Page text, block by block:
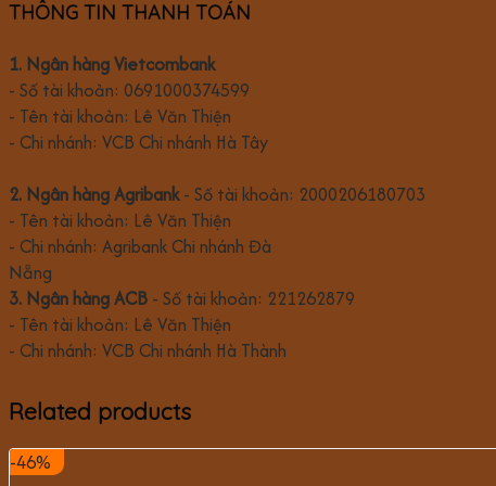
THÔNG TIN THANH TOÁN
1. Ngân hàng Vietcombank
- Số tài khoản: 0691000374599
- Tên tài khoản: Lê Văn Thiện
- Chi nhánh: VCB Chi nhánh Hà Tây
2. Ngân hàng Agribank- Số tài khoản: 2000206180703
- Tên tài khoản: Lê Văn Thiện
- Chi nhánh: Agribank Chi nhánh Đà
Nẵng
3. Ngân hàng ACB - Số tài khoản: 221262879
- Tên tài khoản: Lê Văn Thiện
- Chi nhánh: VCB Chi nhánh Hà Thành
Related products
-46%